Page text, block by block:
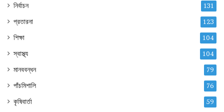
নির্বাচন 131
প্রতারনা 123
শিক্ষা 104
স্বাস্থ্য 104
মানববন্ধন 79
পাঁচমিশালি 76
কৃষিবার্তা 59